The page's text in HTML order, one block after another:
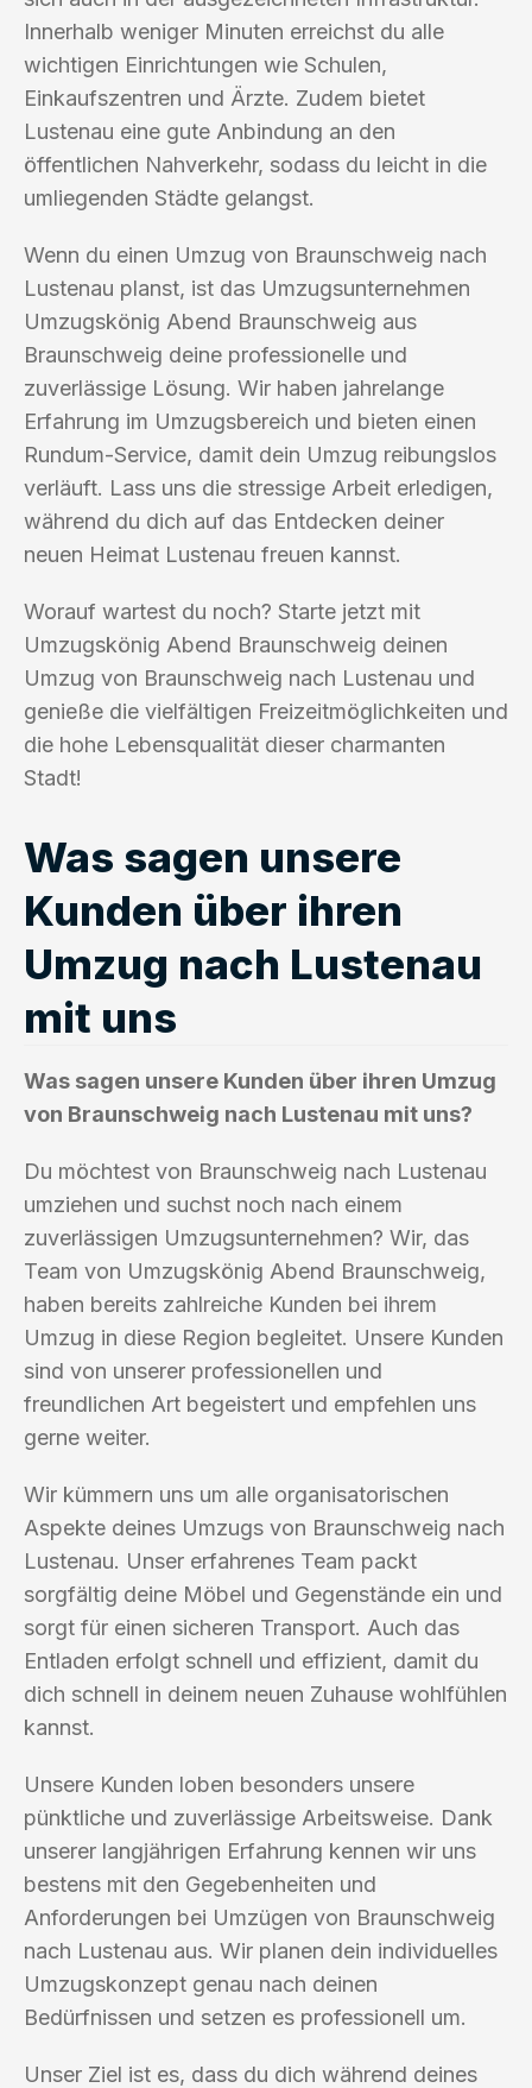
Innerhalb weniger Minuten erreichst du alle
wichtigen Einrichtungen wie Schulen,
Einkaufszentren und Ärzte. Zudem bietet
Lustenau eine gute Anbindung an den
öffentlichen Nahverkehr, sodass du leicht in die
umliegenden Städte gelangst.
Wenn du einen Umzug von Braunschweig nach
Lustenau planst, ist das Umzugsunternehmen
Umzugskönig Abend Braunschweig aus
Braunschweig deine professionelle und
zuverlässige Lösung. Wir haben jahrelange
Erfahrung im Umzugsbereich und bieten einen
Rundum-Service, damit dein Umzug reibungslos
verläuft. Lass uns die stressige Arbeit erledigen,
während du dich auf das Entdecken deiner
neuen Heimat Lustenau freuen kannst.
Worauf wartest du noch? Starte jetzt mit
Umzugskönig Abend Braunschweig deinen
Umzug von Braunschweig nach Lustenau und
genieße die vielfältigen Freizeitmöglichkeiten und
die hohe Lebensqualität dieser charmanten
Stadt!
Was sagen unsere
Kunden über ihren
Umzug nach Lustenau
mit uns
Was sagen unsere Kunden über ihren Umzug
von Braunschweig nach Lustenau mit uns?
Du möchtest von Braunschweig nach Lustenau
umziehen und suchst noch nach einem
zuverlässigen Umzugsunternehmen? Wir, das
Team von Umzugskönig Abend Braunschweig,
haben bereits zahlreiche Kunden bei ihrem
Umzug in diese Region begleitet. Unsere Kunden
sind von unserer professionellen und
freundlichen Art begeistert und empfehlen uns
gerne weiter.
Wir kümmern uns um alle organisatorischen
Aspekte deines Umzugs von Braunschweig nach
Lustenau. Unser erfahrenes Team packt
sorgfältig deine Möbel und Gegenstände ein und
sorgt für einen sicheren Transport. Auch das
Entladen erfolgt schnell und effizient, damit du
dich schnell in deinem neuen Zuhause wohlfühlen
kannst.
Unsere Kunden loben besonders unsere
pünktliche und zuverlässige Arbeitsweise. Dank
unserer langjährigen Erfahrung kennen wir uns
bestens mit den Gegebenheiten und
Anforderungen bei Umzügen von Braunschweig
nach Lustenau aus. Wir planen dein individuelles
Umzugskonzept genau nach deinen
Bedürfnissen und setzen es professionell um.
Unser Ziel ist es, dass du dich während deines